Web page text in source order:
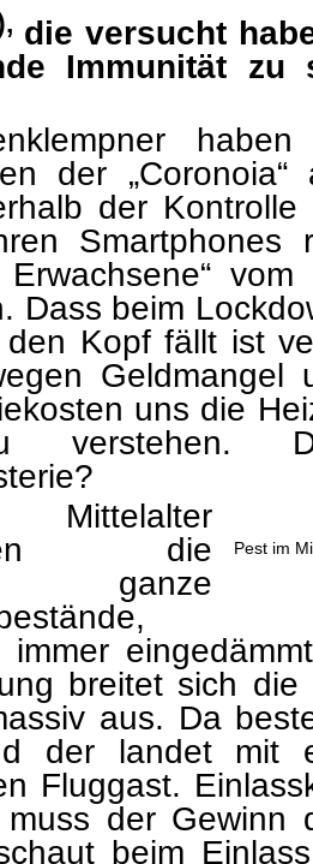
die versucht
Immunität zu
der „Coronoia“
der
Smartphones
vom
Dass beim
Kopf fällt ist
Geldmangel
uns die
Pest im
die
ganze
,
immer eingedämmt
breitet sich die
aus. Da
der landet mit
Fluggast.
muss der Gewinn
beim